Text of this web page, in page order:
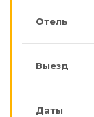
Отель
Выезд
Даты